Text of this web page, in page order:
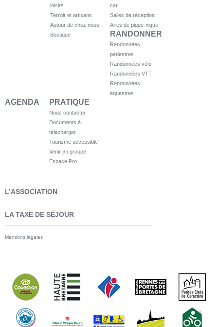
loisirs
Terroir et artisans
Autour de chez nous
Boutique
car
Salles de réception
Aires de pique-nique
RANDONNER
Randonnées
pédestres
Randonnées vélo
Randonnées VTT
Randonnées
équestres
AGENDA PRATIQUE
Nous contacter
Documents à
télécharger
Tourisme accessible
Venir en groupe
Espace Pro
L’ASSOCIATION
LA TAXE DE SÉJOUR
Mentions légales